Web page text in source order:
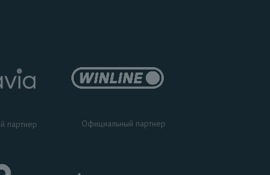
партнер Официальный партнер